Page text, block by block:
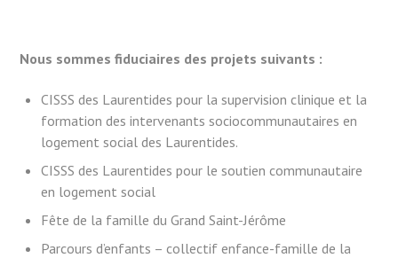
Nous sommes fiduciaires des projets suivants :
CISSS des Laurentides pour la supervision clinique et la
formation des intervenants sociocommunautaires en
logement social des Laurentides.
CISSS des Laurentides pour le soutien communautaire
en logement social
Fête de la famille du Grand Saint-Jérôme
Parcours d’enfants – collectif enfance-famille de la